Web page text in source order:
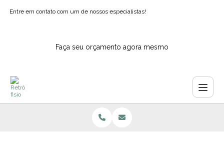
Entre em contato com um de nossos especialistas!
Faça seu orçamento agora mesmo